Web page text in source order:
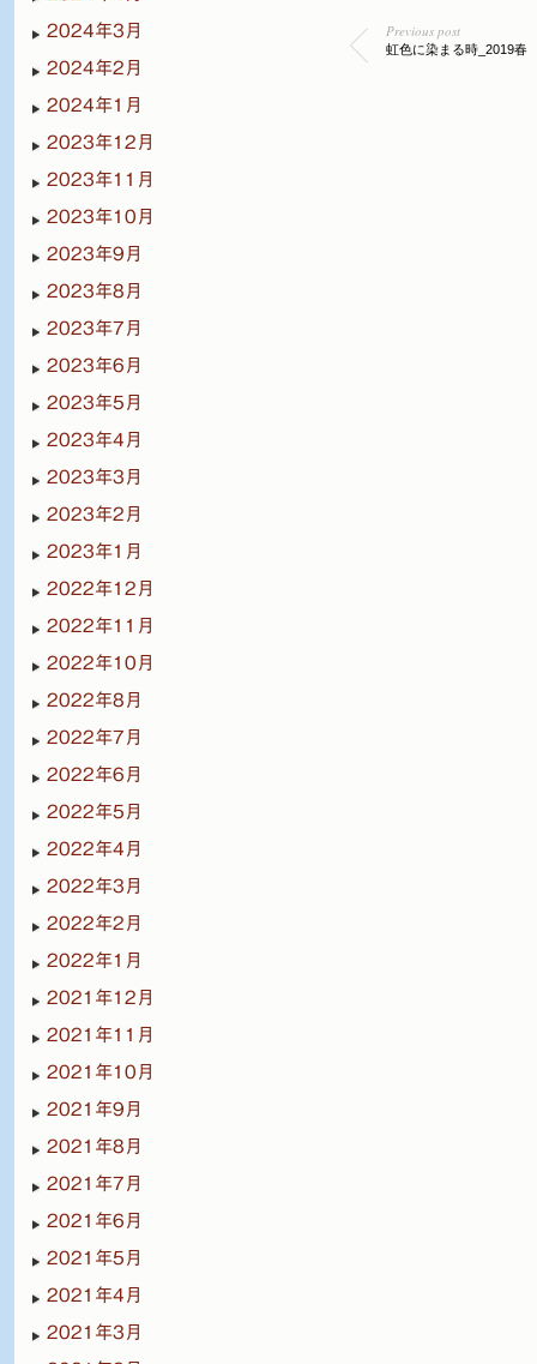
Previous post
虹色に染まる時_2019春
2024年3月
2024年2月
2024年1月
2023年12月
2023年11月
2023年10月
2023年9月
2023年8月
2023年7月
2023年6月
2023年5月
2023年4月
2023年3月
2023年2月
2023年1月
2022年12月
2022年11月
2022年10月
2022年8月
2022年7月
2022年6月
2022年5月
2022年4月
2022年3月
2022年2月
2022年1月
2021年12月
2021年11月
2021年10月
2021年9月
2021年8月
2021年7月
2021年6月
2021年5月
2021年4月
2021年3月